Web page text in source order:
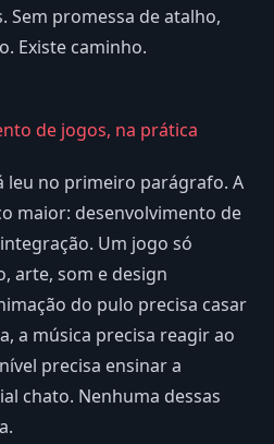
Sem promessa de atalho,
Existe caminho.
de jogos, na prática
leu no primeiro parágrafo. A
maior: desenvolvimento de
Um jogo só
arte, som e design
do pulo precisa casar
a música precisa reagir ao
precisa ensinar a
chato. Nenhuma dessas